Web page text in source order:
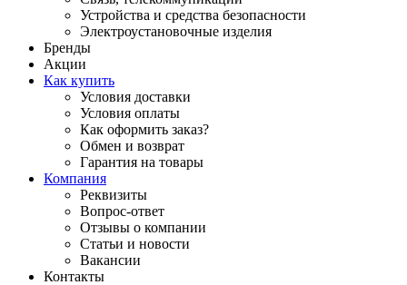
Устройства и средства безопасности
Электроустановочные изделия
Бренды
Акции
Как купить
Условия доставки
Условия оплаты
Как оформить заказ?
Обмен и возврат
Гарантия на товары
Компания
Реквизиты
Вопрос-ответ
Отзывы о компании
Статьи и новости
Вакансии
Контакты